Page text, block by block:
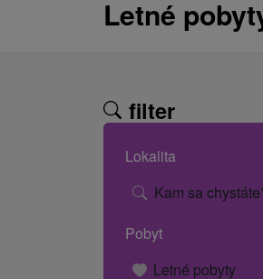
Letné
filter
Lokalita
Kam sa
Pobyt
Letné pobyty